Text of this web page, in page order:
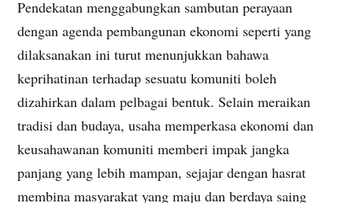
Pendekatan menggabungkan sambutan perayaan
dengan agenda pembangunan ekonomi seperti yang
dilaksanakan ini turut menunjukkan bahawa
keprihatinan terhadap sesuatu komuniti boleh
dizahirkan dalam pelbagai bentuk. Selain meraikan
tradisi dan budaya, usaha memperkasa ekonomi dan
keusahawanan komuniti memberi impak jangka
panjang yang lebih mampan, sejajar dengan hasrat
membina masyarakat yang maju dan berdaya saing